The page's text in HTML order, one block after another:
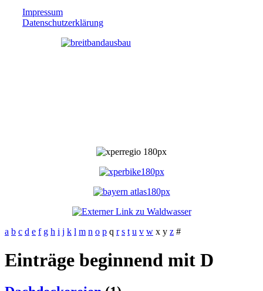
Impressum
Datenschutzerklärung
a b c d e f g h i j k l m n o p q r s t u v w x y z #
Einträge beginnend mit D